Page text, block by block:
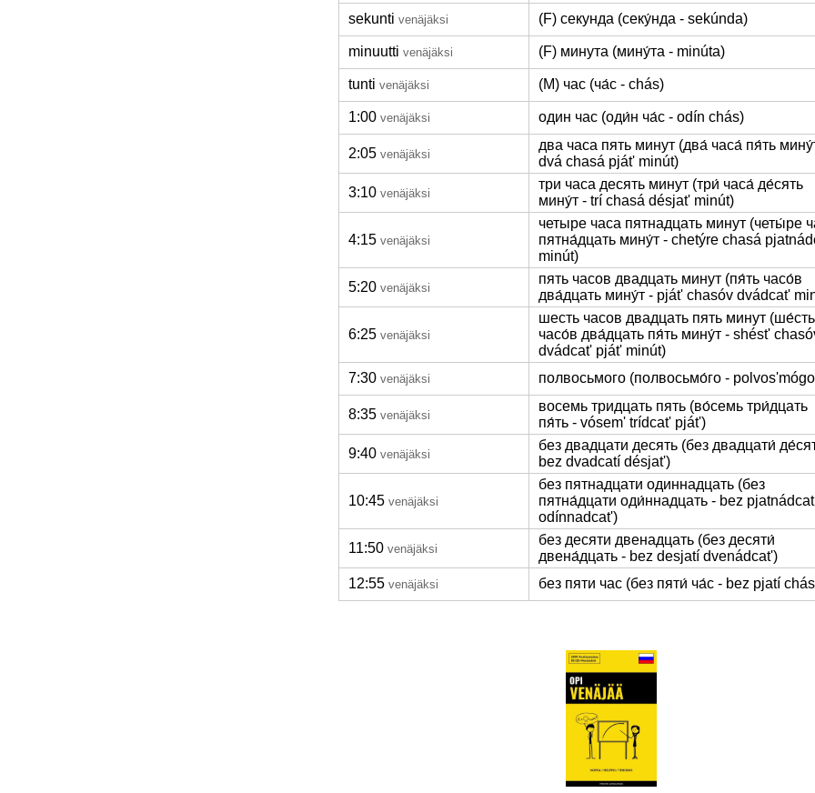
sekunti venäjäksi (F) секунда (секу́нда - sekúnda)
minuutti venäjäksi (F) минута (мину́та - minúta)
tunti venäjäksi (M) час (ча́с - chás)
1:00 venäjäksi один час (оди́н ча́с - odín chás)
2:05 venäjäksi
два часа пять минут (два́ часа́ пя́ть
dvá chasá pját' minút)
3:10 venäjäksi
три часа десять минут (три́ часа́ де́сять
мину́т - trí chasá désjat' minút)
4:15 venäjäksi
четыре часа пятнадцать минут (четы́ре
пятна́дцать мину́т - chetýre chasá
minút)
5:20 venäjäksi
пять часов двадцать минут (пя́ть часо́в
два́дцать мину́т - pját' chasóv dvádcat'
6:25 venäjäksi
шесть часов двадцать пять минут (ше́сть
часо́в два́дцать пя́ть мину́т - shést'
dvádcat' pját' minút)
7:30 venäjäksi полвосьмого (полвосьмо́го -
8:35 venäjäksi
восемь тридцать пять (во́семь три́дцать
пя́ть - vósem' trídcat' pját')
9:40 venäjäksi
без двадцати десять (без двадцати́
bez dvadcatí désjat')
10:45 venäjäksi
без пятнадцати одиннадцать (без
пятна́дцати оди́ннадцать - bez
odínnadcat')
11:50 venäjäksi
без десяти двенадцать (без десяти́
двена́дцать - bez desjatí dvenádcat')
12:55 venäjäksi без пяти час (без пяти́ ча́с - bez pjatí